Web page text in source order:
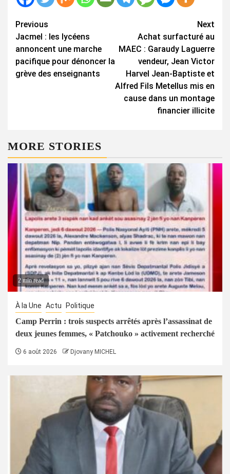
Continue
Reading
Previous
Jacmel : les lycéens
annoncent une marche
pacifique pour dénoncer la
grève des enseignants
Next
Achat surfacturé au
MAEC : Garaudy Laguerre
vendeur, Jean Victor
Harvel Jean-Baptiste et
Alfred Fils Metellus mis en
cause dans un montage
financier illicite
MORE STORIES
2 min read
À la Une Actu Politique
Camp Perrin : trois suspects arrêtés après l’assassinat de
deux jeunes femmes, « Patchouko » activement recherché
6 août 2026 Djovany MICHEL